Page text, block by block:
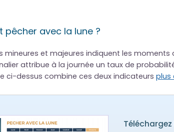
pêcher avec la lune ?
mineures et majeures indiquent les
attribue à la journée un taux de
ci-dessus combine ces deux indicateurs plus